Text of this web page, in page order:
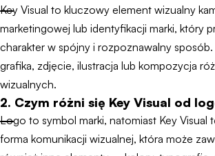
Key Visual to kluczowy element wizualny
marketingowej lub identyfikacji marki, który
charakter w spójny i rozpoznawalny
grafika, zdjęcie, ilustracja lub kompozycja
wizualnych.
2. Czym różni się Key Visual od
Logo to symbol marki, natomiast Key Visual
forma komunikacji wizualnej, która może